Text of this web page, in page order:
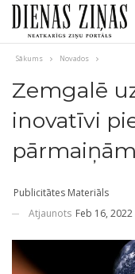
Sākums Novados
Zemgalē
inovatīvi
pārmaiņām
Publicitātes Materiāls
Atjaunots Feb 16, 2022